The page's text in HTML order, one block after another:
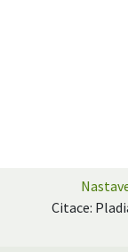
Citace: